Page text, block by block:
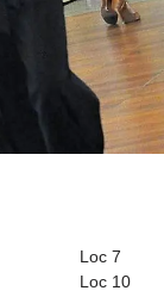
Loc 7
Loc 10